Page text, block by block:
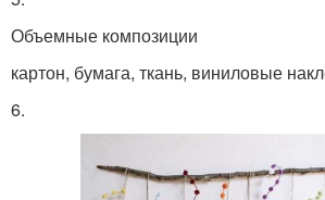
Объемные композиции
картон, бумага, ткань, виниловые
6.